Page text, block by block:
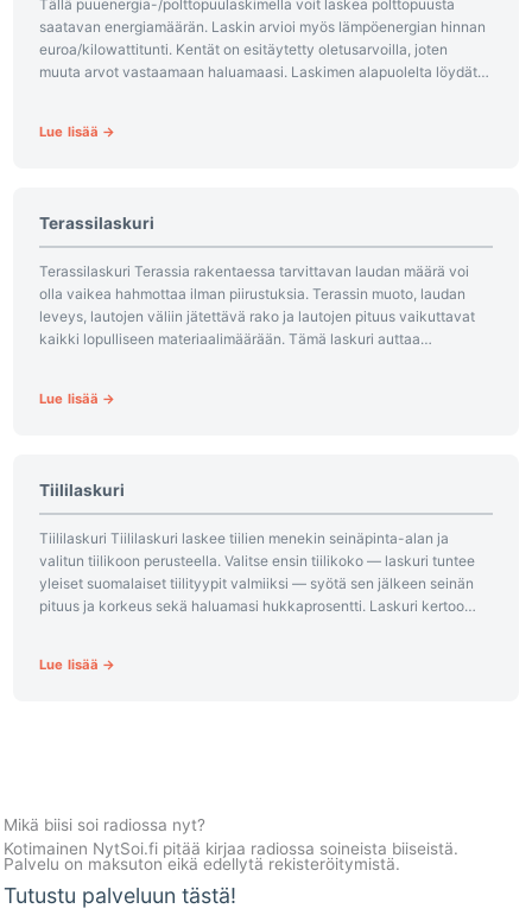
Mikä biisi soi radiossa nyt?
Kotimainen NytSoi.fi pitää kirjaa radiossa soineista biiseistä.
Palvelu on maksuton eikä edellytä rekisteröitymistä.
Tutustu palveluun tästä!
Tällä puuenergia-/polttopuulaskimella voit laskea polttopuusta
saatavan energiamäärän. Laskin arvioi myös lämpöenergian hinnan
euroa/kilowattitunti. Kentät on esitäytetty oletusarvoilla, joten
muuta arvot vastaamaan haluamaasi. Laskimen alapuolelta löydät
Lue lisää →
Terassilaskuri
Terassilaskuri Terassia rakentaessa tarvittavan laudan määrä voi
olla vaikea hahmottaa ilman piirustuksia. Terassin muoto, laudan
leveys, lautojen väliin jätettävä rako ja lautojen pituus vaikuttavat
kaikki lopulliseen materiaalimäärään. Tämä laskuri auttaa
Lue lisää →
Tiililaskuri
Tiililaskuri Tiililaskuri laskee tiilien menekin seinäpinta-alan ja
valitun tiilikoon perusteella. Valitse ensin tiilikoko — laskuri tuntee
yleiset suomalaiset tiilityypit valmiiksi — syötä sen jälkeen seinän
pituus ja korkeus sekä haluamasi hukkaprosentti. Laskuri kertoo
Lue lisää →